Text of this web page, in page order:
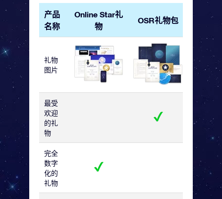
产品
名称
Online Star礼
物
OSR礼物包 OSR
礼物
图片
最受
欢迎
的礼
物
完全
数字
化的
礼物